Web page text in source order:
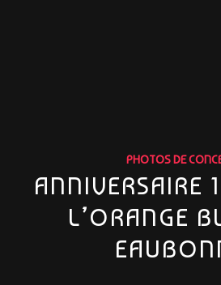
PHOTOS DE
ANNIVERSAIRE
L’ORANGE